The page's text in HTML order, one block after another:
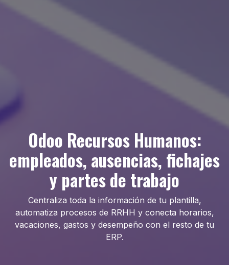
Odoo Recursos Humanos:
empleados, ausencias, fichajes
y partes de trabajo
Centraliza toda la información de tu plantilla,
automatiza procesos de RRHH y conecta horarios,
vacaciones, gastos y desempeño con el resto de tu
ERP.